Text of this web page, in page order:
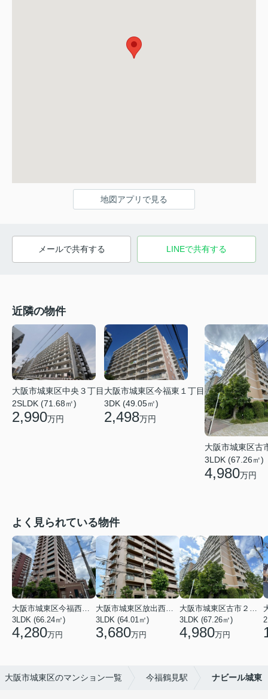
地図アプリで見る
メールで共有する LINEで共有する
近隣の物件
大阪市城東区中央３丁目
2SLDK (71.68㎡)
2,990万円
大阪市城東区今福東１丁目
3DK (49.05㎡)
2,498万円
大阪市城東区古
3LDK (67.26㎡)
4,980万円
よく見られている物件
大阪市城東区今福西６丁目
3LDK (66.24㎡)
4,280万円
大阪市城東区放出西１丁目
3LDK (64.01㎡)
3,680万円
大阪市城東区古市２丁目
3LDK (67.26㎡)
4,980万円
大阪市城東区のマンション一覧 今福鶴見駅 ナビール城東